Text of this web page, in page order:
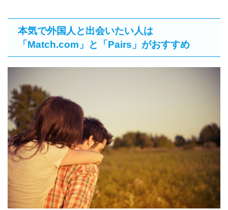
本気で外国人と出会いたい人は
「Match.com」と「Pairs」がおすすめ